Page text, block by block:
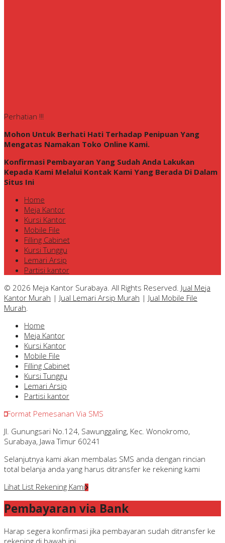
Perhatian !!!
Mohon Untuk Berhati Hati Terhadap Penipuan Yang
Mengatas Namakan Toko Online Kami.
Konfirmasi Pembayaran Yang Sudah Anda Lakukan
Kepada Kami Melalui Kontak Kami Yang Berada Di Dalam
Situs Ini
Home
Meja Kantor
Kursi Kantor
Mobile File
Filling Cabinet
Kursi Tunggu
Lemari Arsip
Partisi kantor
© 2026 Meja Kantor Surabaya. All Rights Reserved. Jual Meja
Kantor Murah | Jual Lemari Arsip Murah | Jual Mobile File
Murah
Home
Meja Kantor
Kursi Kantor
Mobile File
Filling Cabinet
Kursi Tunggu
Lemari Arsip
Partisi kantor
Format Pemesanan Via SMS
Jl. Gunungsari No.124, Sawunggaling, Kec. Wonokromo,
Surabaya, Jawa Timur 60241
Selanjutnya kami akan membalas SMS anda dengan rincian
total belanja anda yang harus ditransfer ke rekening kami
Lihat List Rekening Kami
Pembayaran via Bank
Harap segera konfirmasi jika pembayaran sudah ditransfer ke
rekening di bawah ini.